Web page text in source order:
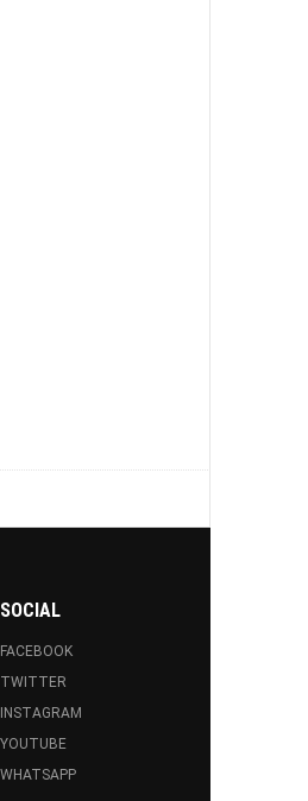
SOCIAL
FACEBOOK
TWITTER
INSTAGRAM
YOUTUBE
WHATSAPP